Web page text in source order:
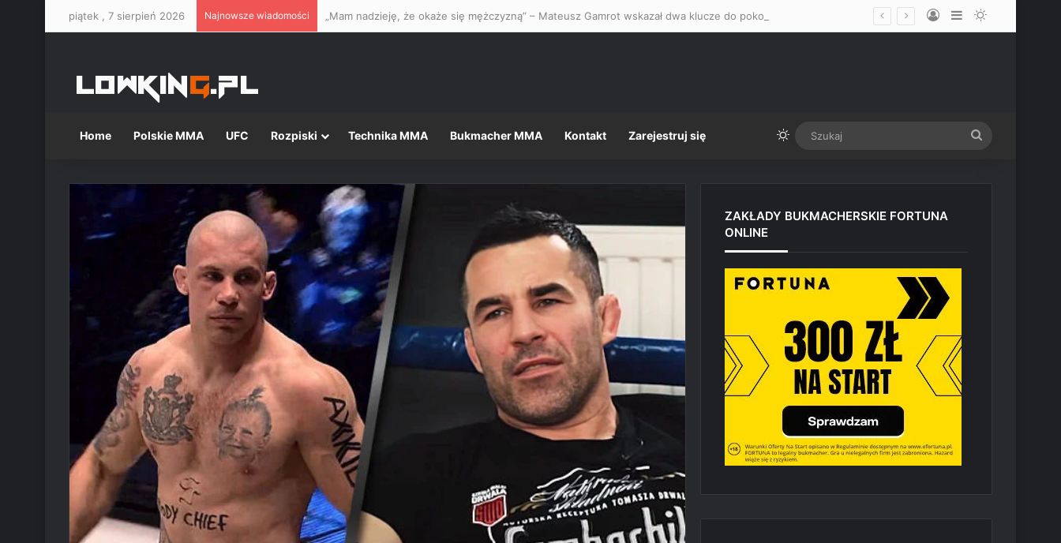
piątek , 7 sierpień 2026 Najnowsze wiadomości Log InSidebarSwitch skin
Home Polskie MMA UFC Rozpiski Technika MMA Bukmacher MMA Kontakt Zarejestruj się Switch skin
ZAKŁADY BUKMACHERSKIE FORTUNA
ONLINE